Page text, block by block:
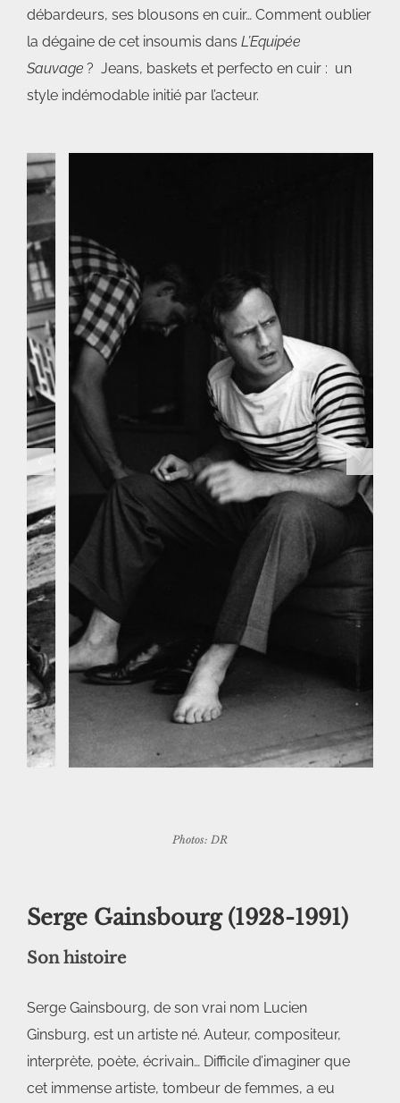
débardeurs, ses blousons en cuir… Comment oublier
la dégaine de cet insoumis dans L’Equipée
Sauvage ? Jeans, baskets et perfecto en cuir : un
style indémodable initié par l’acteur.
Photos: DR
Serge Gainsbourg (1928-1991)
Son histoire
Serge Gainsbourg, de son vrai nom Lucien
Ginsburg, est un artiste né. Auteur, compositeur,
interprète, poète, écrivain… Difficile d’imaginer que
cet immense artiste, tombeur de femmes, a eu